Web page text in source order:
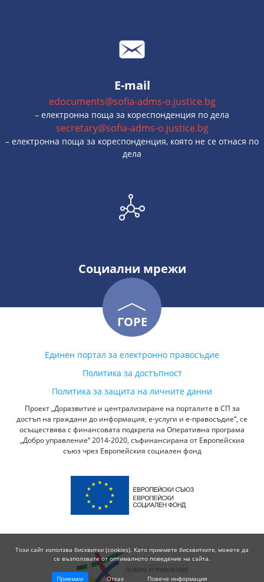
E-mail
edocuments@sofia-adms-o.justice.bg
– електронна поща за кореспонденция по дела
secretary@sofia-adms-o.justice.bg
– електронна поща за кореспонденция, която не се отнася по
дела
Социални мрежи
ГОРЕ
Единен портал за електронно правосъдие
Политика за достъпност
Политика за защита на личните данни
Проект „Доразвитие и централизиране на порталите в СП за
достъп на граждани до информация, е-услуги и е-правосъдие“, се
осъществява с финансовата подкрепа на Оперативна програма
„Добро управление“ 2014-2020, съфинансирана от Европейския
съюз чрез Европейския социален фонд
Този сайт използва бисквитки (cookies). Като приемете бисквитките, можете да
се възползвате от оптималното поведение на сайта.
Приемам Отказ Повече информация